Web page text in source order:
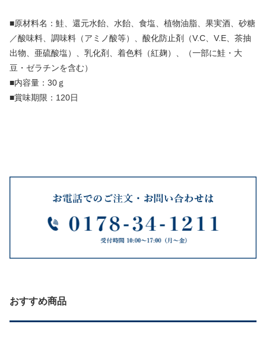
■原材料名：鮭、還元水飴、水飴、食塩、植物油脂、果実酒、砂糖
／酸味料、調味料（アミノ酸等）、酸化防止剤（V.C、V.E、茶抽
出物、亜硫酸塩）、乳化剤、着色料（紅麹）、（一部に鮭・大
豆・ゼラチンを含む）
■内容量：30ｇ
■賞味期限：120日
おすすめ商品